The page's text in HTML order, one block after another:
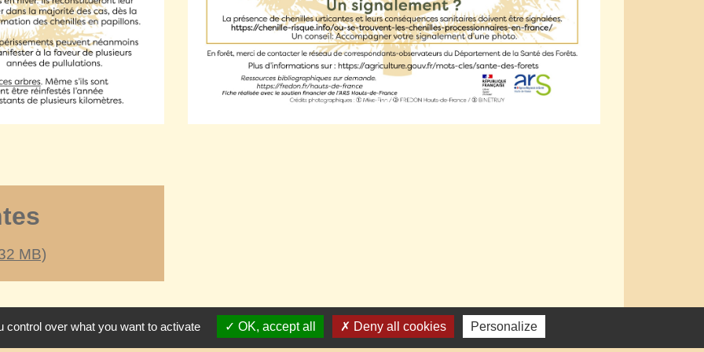
MB)
over what you want to activate OK, accept all Deny all cookies Personalize